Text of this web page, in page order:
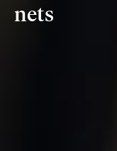
nets